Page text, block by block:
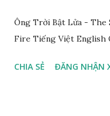
Ông Trời Bật Lửa - The
Fire Tiếng Việt English
CHIA SẺ ĐĂNG NHẬN